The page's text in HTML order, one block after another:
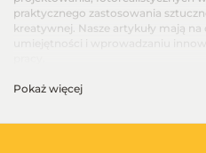
praktycznego zastosowania
kreatywnej. Nasze artykuły mają
Artykuły dla architektów i
Pokaż więcej